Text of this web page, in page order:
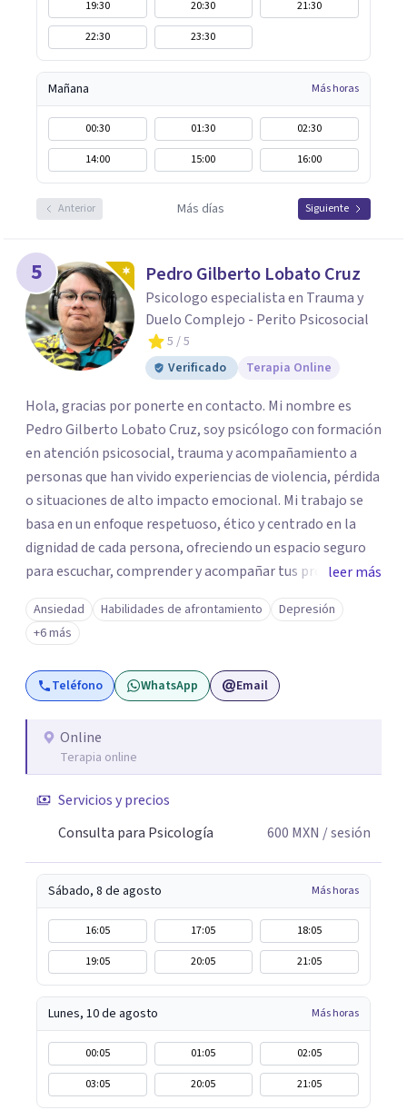
19:30 20:30
21:30
22:30
23:30
Mañana Más horas
00:30 01:30
02:30
14:00
15:00 16:00
Anterior Más días Siguiente
5 Pedro Gilberto Lobato Cruz
Psicologo especialista en Trauma y
Duelo Complejo - Perito Psicosocial
5 / 5
Verificado
Terapia Online
Hola, gracias por ponerte en contacto. Mi nombre es
Pedro Gilberto Lobato Cruz, soy psicólogo con formación
en atención psicosocial, trauma y acompañamiento a
personas que han vivido experiencias de violencia, pérdida
o situaciones de alto impacto emocional. Mi trabajo se
basa en un enfoque respetuoso, ético y centrado en la
dignidad de cada persona, ofreciendo un espacio seguro
para escuchar, comprender y acompañar tus procesos
emocionales a tu propio ritmo. Creo firmemente en la
importancia de construir juntos herramientas que
fortalezcan el bienestar, la autonomía y el sentido de
vida. Será un gusto acompañarte en este proceso. Quedo
atento para resolver cualquier duda y acordar una cita. Un
leer más
Ansiedad Habilidades de afrontamiento
Depresión
+6 más
Teléfono WhatsApp Email
Online
Terapia online
Servicios y precios
Consulta para Psicología
600 MXN / sesión
Sábado, 8 de agosto Más horas
16:05 17:05
18:05
19:05
20:05 21:05
Lunes, 10 de agosto Más horas
00:05 01:05
02:05
03:05
20:05 21:05